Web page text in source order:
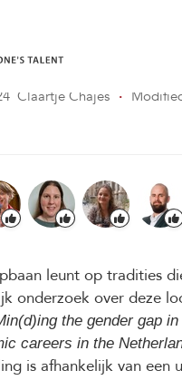
merendeel van
loopbaan is een
Claartje Chajes ·
leunt op tradities
onderzoek over deze
the gender gap
careers in the
is afhankelijk van een